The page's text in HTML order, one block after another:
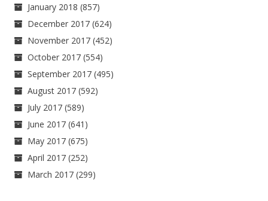
January 2018 (857)
December 2017 (624)
November 2017 (452)
October 2017 (554)
September 2017 (495)
August 2017 (592)
July 2017 (589)
June 2017 (641)
May 2017 (675)
April 2017 (252)
March 2017 (299)